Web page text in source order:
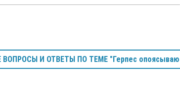
ВОПРОСЫ И ОТВЕТЫ ПО ТЕМЕ "Герпес